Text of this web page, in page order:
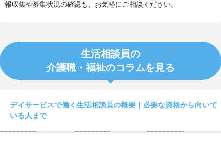
報収集や募集状況の確認も、お気軽にご相談ください。
生活相談員の
介護職・福祉のコラムを見る
デイサービスで働く生活相談員の概要｜必要な資格から向いて
いる人まで